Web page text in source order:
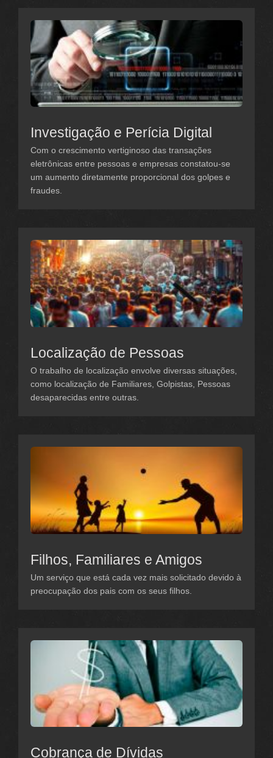
Investigação e Perícia Digital
Com o crescimento vertiginoso das transações
eletrônicas entre pessoas e empresas constatou-se
um aumento diretamente proporcional dos golpes e
fraudes.
Localização de Pessoas
O trabalho de localização envolve diversas situações,
como localização de Familiares, Golpistas, Pessoas
desaparecidas entre outras.
Filhos, Familiares e Amigos
Um serviço que está cada vez mais solicitado devido à
preocupação dos pais com os seus filhos.
Cobrança de Dívidas